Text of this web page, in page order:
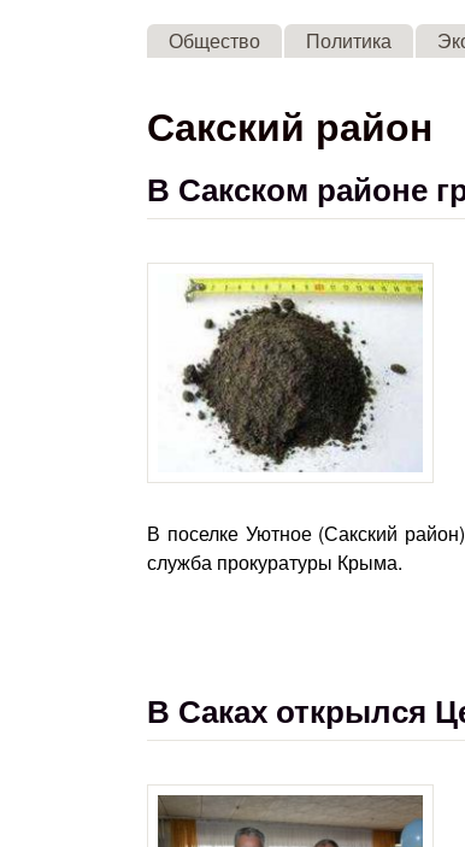
Общество Политика
Сакский район
В Сакском районе
В поселке Уютное (Сакский
служба прокуратуры Крыма.
В Саках открылся